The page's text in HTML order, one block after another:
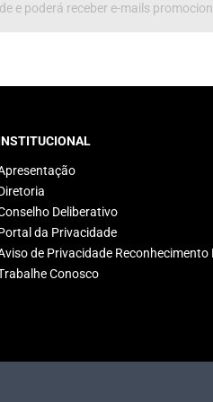
e poderá receber e-mails
Deliberativo
da Privacidade
de Privacidade Reconhecimento
Conosco